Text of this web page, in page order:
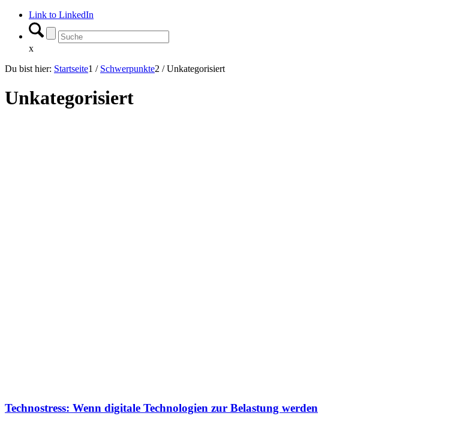
Link to LinkedIn
x
Du bist hier: Startseite1 / Schwerpunkte2 / Unkategorisiert
Unkategorisiert
Technostress: Wenn digitale Technologien zur Belastung werden